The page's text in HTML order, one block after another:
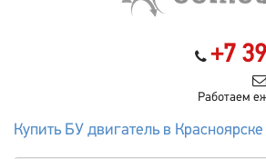
+7
Работаем
Купить БУ двигатель в Красноярске